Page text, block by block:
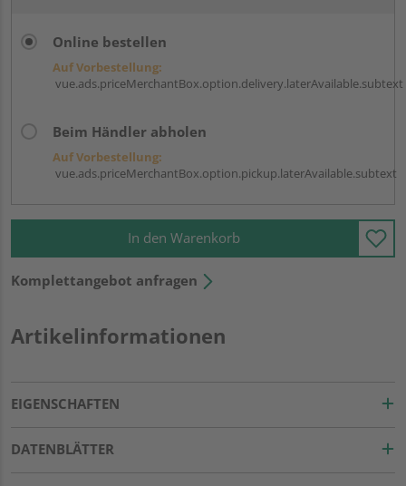
Online bestellen
Auf Vorbestellung:
vue.ads.priceMerchantBox.option.delivery.laterAvailable.subtext
Beim Händler abholen
Auf Vorbestellung:
vue.ads.priceMerchantBox.option.pickup.laterAvailable.subtext
In den Warenkorb
Komplettangebot anfragen
Artikelinformationen
EIGENSCHAFTEN
DATENBLÄTTER